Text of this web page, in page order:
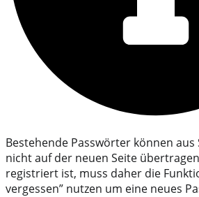
Bestehende Passwörter können
nicht auf der neuen Seite
registriert ist, muss daher die
vergessen” nutzen um eine neues